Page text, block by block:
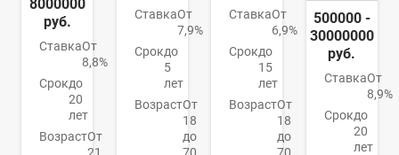
8000000
руб.
СтавкаОт
8,8%
Срокдо
20
лет
ВозрастОт
21
СтавкаОт
7,9%
Срокдо
5
лет
ВозрастОт
18
до
70
СтавкаОт
6,9%
Срокдо
15
лет
ВозрастОт
18
до
70
500000 -
30000000
руб.
СтавкаОт
8,9%
Срокдо
20
лет